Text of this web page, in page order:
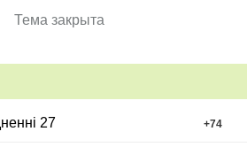
Тема закрыта
27 +74